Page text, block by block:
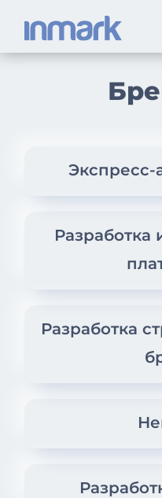
Экспресс-
Разработка
Разработка